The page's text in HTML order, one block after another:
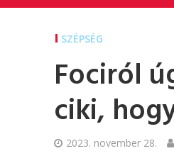
SZÉPSÉG
Fociról
ciki,
2023. november 28.